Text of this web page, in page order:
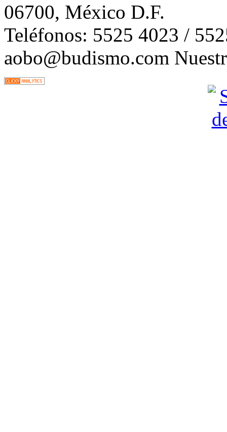
06700, México D.F.
Teléfonos: 5525 4023 /
aobo@budismo.com